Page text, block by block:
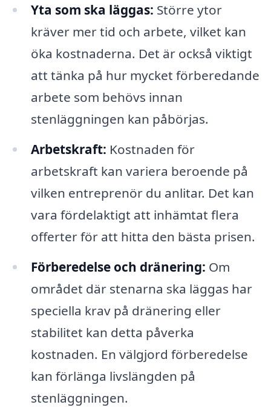
Yta som ska läggas: Större ytor
kräver mer tid och arbete, vilket kan
öka kostnaderna. Det är också viktigt
att tänka på hur mycket förberedande
arbete som behövs innan
stenläggningen kan påbörjas.
Arbetskraft: Kostnaden för
arbetskraft kan variera beroende på
vilken entreprenör du anlitar. Det kan
vara fördelaktigt att inhämtat flera
offerter för att hitta den bästa prisen.
Förberedelse och dränering: Om
området där stenarna ska läggas har
speciella krav på dränering eller
stabilitet kan detta påverka
kostnaden. En välgjord förberedelse
kan förlänga livslängden på
stenläggningen.